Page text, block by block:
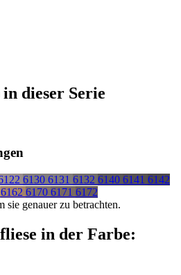
dieser Serie
6130 6131 6132 6140 6141 6142
6162 6170 6171 6172
genauer zu betrachten.
in der Farbe: